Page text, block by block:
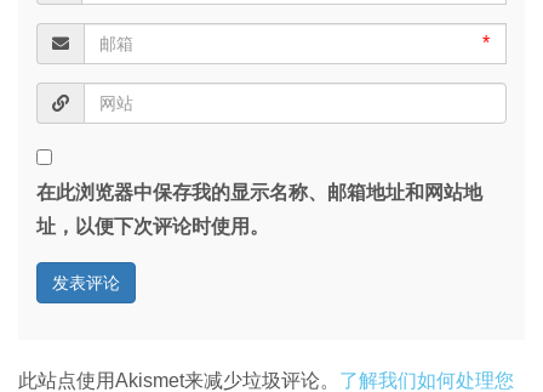
*
在此浏览器中保存我的显示名称、邮箱地址和网站地
址，以便下次评论时使用。
此站点使用Akismet来减少垃圾评论。 了解我们如何处理您